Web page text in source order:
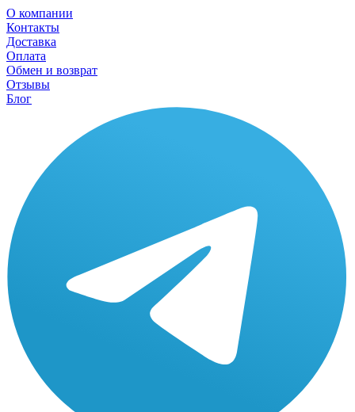
О компании
Контакты
Доставка
Оплата
Обмен и возврат
Отзывы
Блог